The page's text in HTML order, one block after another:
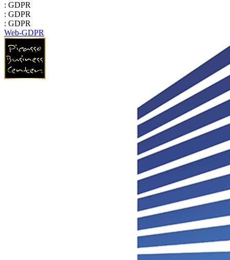
: GDPR
: GDPR
: GDPR
Web-GDPR